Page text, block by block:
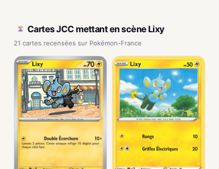
Cartes JCC mettant en scène Lixy
21 cartes recensées sur Pokémon-France